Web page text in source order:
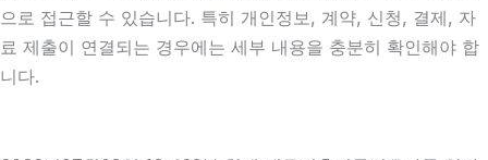
으로 접근할 수 있습니다. 특히 개인정보, 계약, 신청, 결제, 자
료 제출이 연결되는 경우에는 세부 내용을 충분히 확인해야 합
니다.